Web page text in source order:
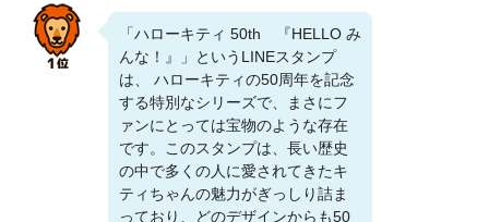
「ハローキティ 50th 『HELLO み
んな！』」というLINEスタンプ
は、 ハローキティの50周年を記念
する特別なシリーズで、まさにフ
ァンにとっては宝物のような存在
です。このスタンプは、長い歴史
の中で多くの人に愛されてきたキ
ティちゃんの魅力がぎっしり詰ま
っており、どのデザインからも50